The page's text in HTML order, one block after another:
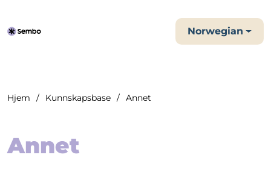
Norwegian
Hjem Kunnskapsbase Annet
Annet